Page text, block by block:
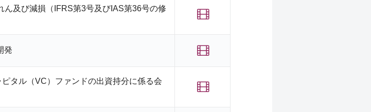
ん及び減損（ IFRS第3号及びIAS第36号の修
発
タル（VC）ファンドの出資持分に係る会